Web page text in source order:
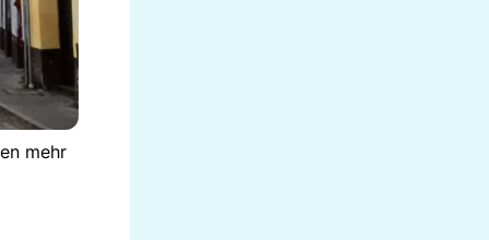
mehr